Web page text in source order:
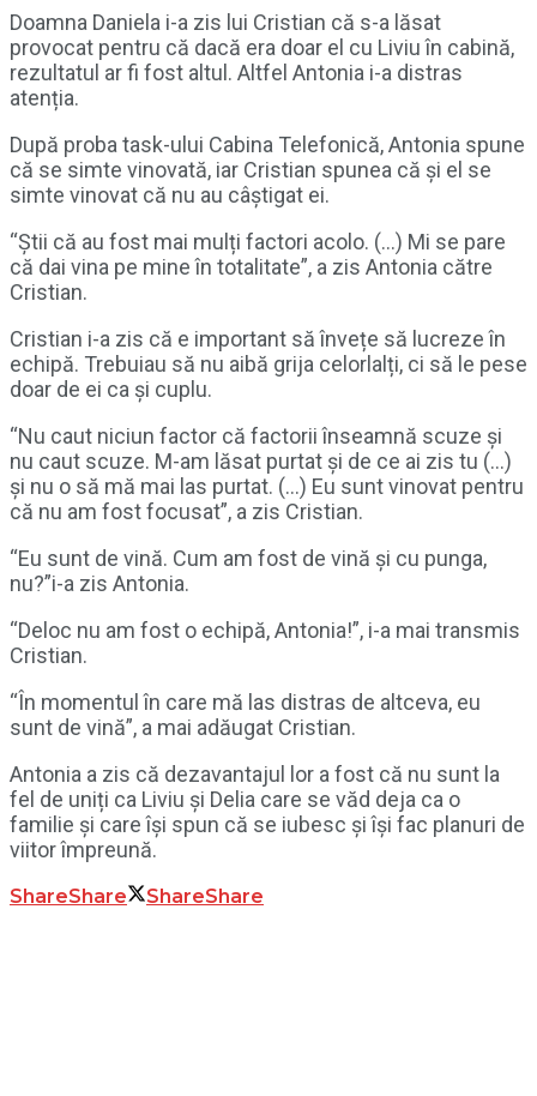
Doamna Daniela i-a zis lui Cristian că s-a lăsat
provocat pentru că dacă era doar el cu Liviu în cabină,
rezultatul ar fi fost altul. Altfel Antonia i-a distras
atenția.
După proba task-ului Cabina Telefonică, Antonia spune
că se simte vinovată, iar Cristian spunea că și el se
simte vinovat că nu au câștigat ei.
“Știi că au fost mai mulți factori acolo. (…) Mi se pare
că dai vina pe mine în totalitate”, a zis Antonia către
Cristian.
Cristian i-a zis că e important să învețe să lucreze în
echipă. Trebuiau să nu aibă grija celorlalți, ci să le pese
doar de ei ca și cuplu.
“Nu caut niciun factor că factorii înseamnă scuze și
nu caut scuze. M-am lăsat purtat și de ce ai zis tu (…)
și nu o să mă mai las purtat. (…) Eu sunt vinovat pentru
că nu am fost focusat”, a zis Cristian.
“Eu sunt de vină. Cum am fost de vină și cu punga,
nu?”i-a zis Antonia.
“Deloc nu am fost o echipă, Antonia!”, i-a mai transmis
Cristian.
“În momentul în care mă las distras de altceva, eu
sunt de vină”, a mai adăugat Cristian.
Antonia a zis că dezavantajul lor a fost că nu sunt la
fel de uniți ca Liviu și Delia care se văd deja ca o
familie și care își spun că se iubesc și își fac planuri de
viitor împreună.
ShareShare ShareShare